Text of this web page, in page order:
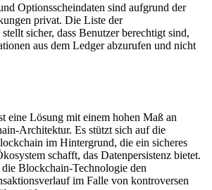
Optionsscheindaten sind aufgrund der
privat. Die Liste der
sicher, dass Benutzer berechtigt sind,
aus dem Ledger abzurufen und nicht
eine Lösung mit einem hohen Maß an
Architektur. Es stützt sich auf die
im Hintergrund, die ein sicheres
schafft, das Datenpersistenz bietet.
Blockchain-Technologie den
im Falle von kontroversen